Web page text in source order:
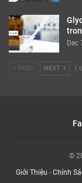
Dec
PREV NEXT 1
©
Giới Thiệu - Chính